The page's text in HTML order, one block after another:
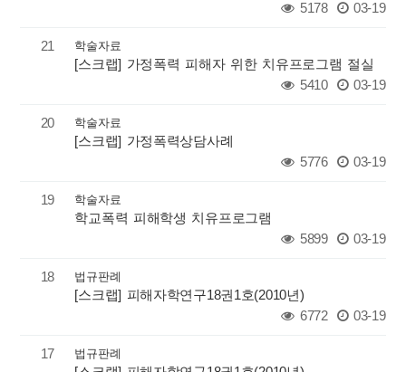
5178
03-19
21 학술자료
[스크랩] 가정폭력 피해자 위한 치유프로그램 절실
5410
03-19
20 학술자료
[스크랩] 가정폭력상담사례
5776
03-19
19 학술자료
학교폭력 피해학생 치유프로그램
5899
03-19
18 법규판례
[스크랩] 피해자학연구18권1호(2010년)
6772
03-19
17 법규판례